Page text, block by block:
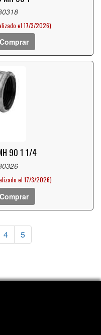
el 17/3/2026)
Comprar
90 1 1/4
el 17/3/2026)
Comprar
4 5